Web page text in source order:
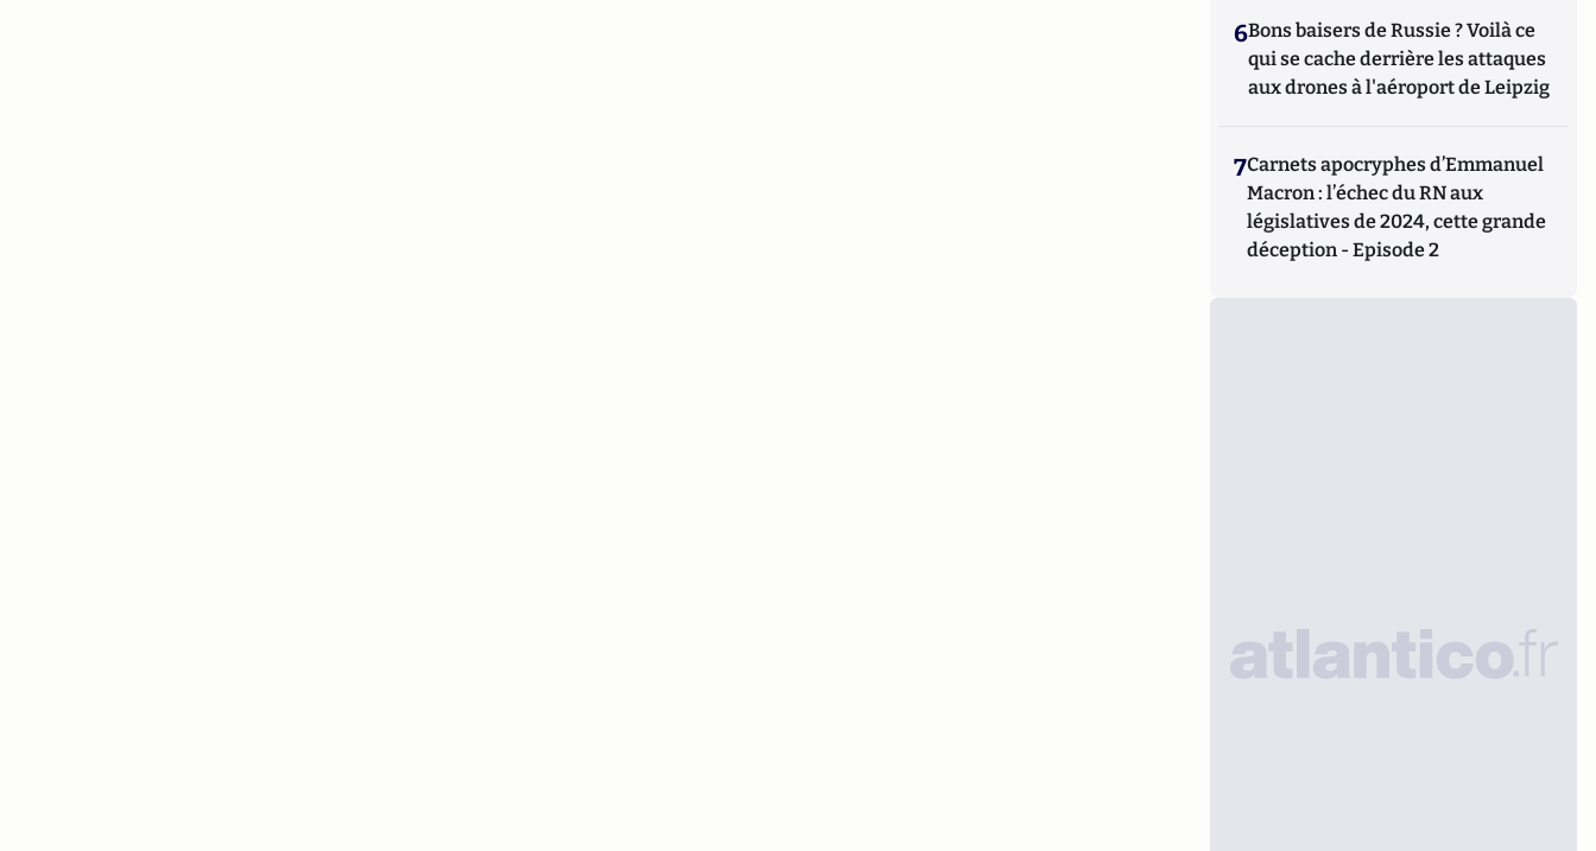
6Bons baisers de Russie ? Voilà ce
qui se cache derrière les attaques
aux drones à l'aéroport de Leipzig
7Carnets apocryphes d’Emmanuel
Macron : l’échec du RN aux
législatives de 2024, cette grande
déception - Episode 2